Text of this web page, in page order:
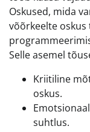
Oskused, mida
võõrkeelte
Selle asemel
Kriitiline
oskus.
suhtlus.